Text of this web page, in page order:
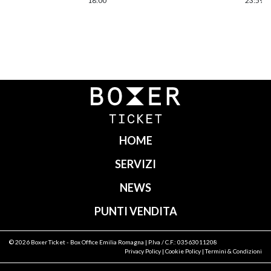
Navigazione
HOME
SERVIZI
NEWS
PUNTI VENDITA
© 2026 Boxer Ticket- Box Office Emilia Romagna | P.Iva / C.F.: 03563011208
Privacy Policy | Cookie Policy |Termini & Condizioni